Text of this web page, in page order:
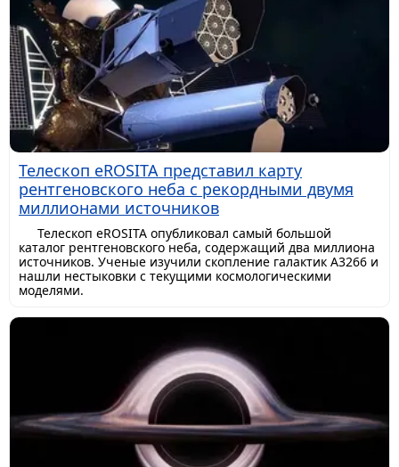
Телескоп eROSITA представил карту
рентгеновского неба с рекордными двумя
миллионами источников
Телескоп eROSITA опубликовал самый большой
каталог рентгеновского неба, содержащий два миллиона
источников. Ученые изучили скопление галактик A3266 и
нашли нестыковки с текущими космологическими
моделями.